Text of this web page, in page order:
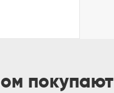
покупают